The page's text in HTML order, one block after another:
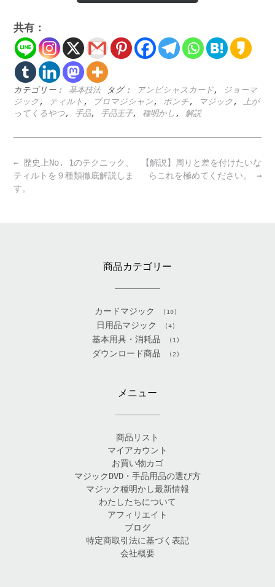
共有：
カテゴリー： 基本技法 タグ： アンビシャスカード,
ジョーマ
ジック , ティルト , プロマジシャン, ポンチ, マジック , 上が
ってくるやつ, 手品, 手品王子, 種明かし , 解説
Post
navigation
【解説】周りと差を付けたいな
らこれを極めてください。 →
← 歴史上No. 1のテクニック、
ティルトを９種類徹底解説しま
す。
商品カテゴリー
カードマジック (10)
日用品マジック (4)
基本用具・消耗品 (1)
ダウンロード商品 (2)
メニュー
商品リスト
マイアカウント
お買い物カゴ
マジックDVD・手品用品の選び方
マジック種明かし最新情報
わたしたちについて
アフィリエイト
ブログ
特定商取引法に基づく表記
会社概要